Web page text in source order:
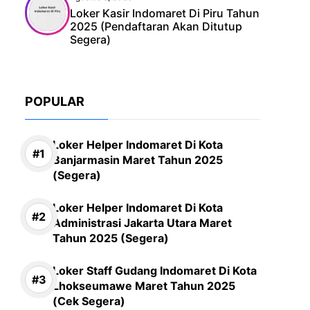
Loker Kasir Indomaret Di Piru Tahun
2025 (Pendaftaran Akan Ditutup
Segera)
POPULAR
Loker Helper Indomaret Di Kota
Banjarmasin Maret Tahun 2025
(Segera)
Loker Helper Indomaret Di Kota
Administrasi Jakarta Utara Maret
Tahun 2025 (Segera)
Loker Staff Gudang Indomaret Di Kota
Lhokseumawe Maret Tahun 2025
(Cek Segera)